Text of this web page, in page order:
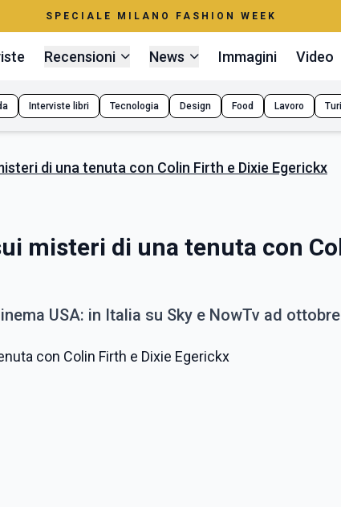
SPECIALE MILANO FASHION WEEK
Recensioni News Immagini Video
Interviste libri Tecnologia Design Food Lavoro
di una tenuta con Colin Firth e Dixie Egerickx
misteri di una tenuta con
USA: in Italia su Sky e NowTv ad ottobre